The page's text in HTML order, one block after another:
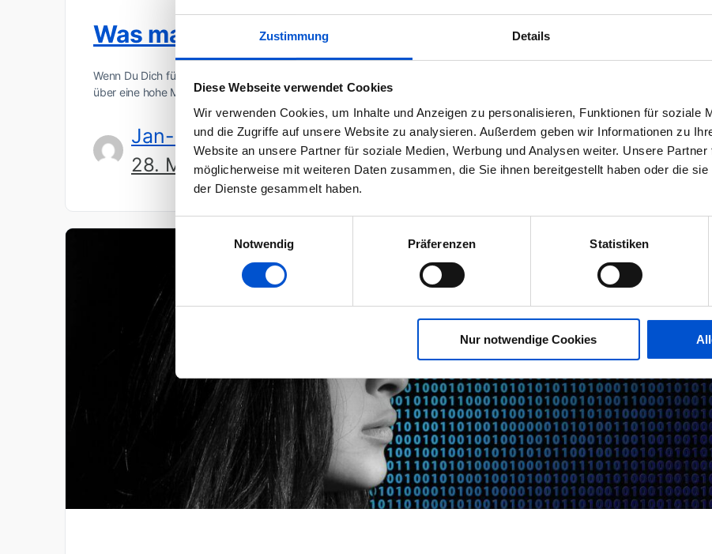
Zustimmung Details
Diese Webseite verwendet Cookies
Wir verwenden Cookies, um Inhalte und Anzeigen zu personalisieren, Funktionen für soziale
und die Zugriffe auf unsere Website zu analysieren. Außerdem geben wir Informationen zu
Website an unsere Partner für soziale Medien, Werbung und Analysen weiter. Unsere
möglicherweise mit weiteren Daten zusammen, die Sie ihnen bereitgestellt haben oder die
der Dienste gesammelt haben.
Notwendig
Präferenzen Statistiken
Nur notwendige Cookies
Was macht eigentlich ein IT-Systemkaufmann(m/w)?
Wenn Du Dich für die spannende Mischung aus IT-Experte und Kaufmann interessierst, technisches Vorwissen mitbringst und
über eine hohe Motivation und Engagement verfügst, könnte Dich…
Jan-Dirk Kranz
28. Mai 2017
0